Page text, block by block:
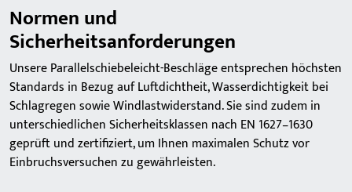
Normen und
Sicherheitsanforderungen
Unsere Parallelschiebeleicht-Beschläge entsprechen höchsten
Standards in Bezug auf Luftdichtheit, Wasserdichtigkeit bei
Schlagregen sowie Windlastwiderstand. Sie sind zudem in
unterschiedlichen Sicherheitsklassen nach EN 1627–1630
geprüft und zertifiziert, um Ihnen maximalen Schutz vor
Einbruchsversuchen zu gewährleisten.